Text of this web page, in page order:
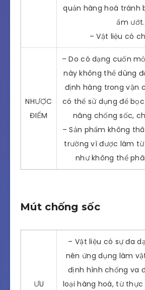
quản hàng hoá tránh
ẩm ướt.
– Vật liệu có
NHƯỢC
ĐIỂM
– Do có dạng cuốn
này không thể dùng
định hàng trong vận
có thể sử dụng để
năng chống sốc,
– Sản phẩm không
trường vì được làm
như không thể
Mút chống sốc
ƯU
– Vật liệu có sự đa
nên ứng dụng làm
định hình chống va
loại hàng hoá, từ